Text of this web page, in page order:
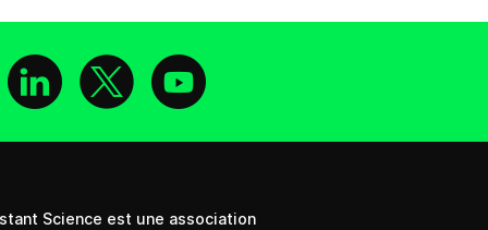
Linkedin
X Youtube
Science est une association